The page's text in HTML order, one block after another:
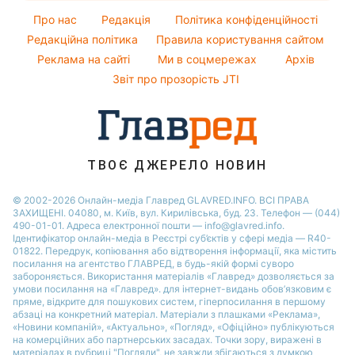
Новини Житомира
Кейт Міддлтон
Алла Пугачова
Максим Галкін
Святкове меню
Погода на сьогодні
Погода на завтра
Пилова буря
Про нас Редакція
Політика конфіденційності
Редакційна політика
Правила користування сайтом
Реклама на сайті
Ми в соцмережах
Архів
Звіт про прозорість JTI
ТВОЄ ДЖЕРЕЛО НОВИН
© 2002-2026 Онлайн-медіа Главред GLAVRED.INFO. ВСІ ПРАВА
ЗАХИЩЕНІ. 04080, м. Київ, вул. Кирилівська, буд. 23. Телефон — (044)
490-01-01. Адреса електронної пошти — info@glavred.info.
Ідентифікатор онлайн-медіа в Реєстрі суб’єктів у сфері медіа — R40-
01822. Передрук, копіювання або відтворення інформації, яка містить
посилання на агентство ГЛАВРЕД, в будь-якій формi суворо
забороняється. Використання матеріалів «Главред» дозволяється за
умови посилання на «Главред». для інтернет-видань обов’язковим є
пряме, відкрите для пошукових систем, гіперпосилання в першому
абзаці на конкретний матеріал. Матеріали з плашками «Реклама»,
«Новини компаній», «Актуально», «Погляд», «Офіційно» публікуються
на комерційних або партнерських засадах. Точки зору, виражені в
матеріалах в рубриці "Погляди", не завжди збігаються з думкою